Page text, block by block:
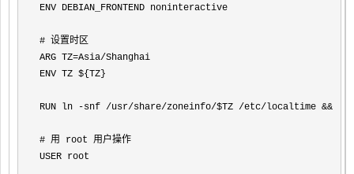
ENV DEBIAN_FRONTEND noninteractive
# 设置时区
ARG TZ=Asia/Shanghai
ENV TZ ${TZ}
RUN ln -snf /usr/share/zoneinfo/$TZ /etc/localtime &&
# 用 root 用户操作
USER root